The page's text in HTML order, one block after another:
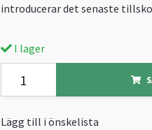
introducerar det senaste
I lager
Lägg till i önskelista